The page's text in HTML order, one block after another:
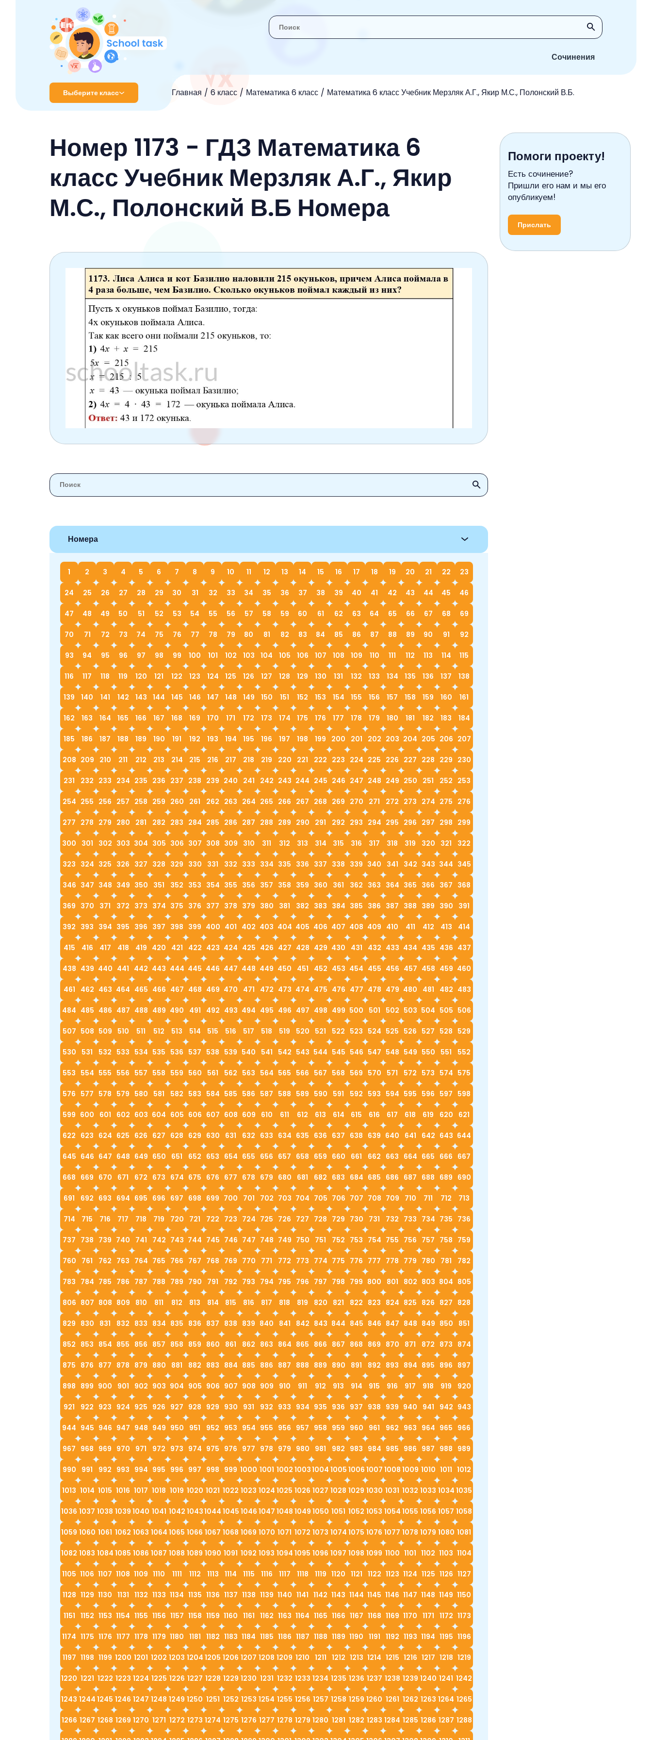
Сочинения
Выберите класс Главная 6 класс Математика 6 класс Математика 6 класс Учебник Мерзляк А.Г., Якир М.С., Полонский В.Б.
2 класс
4 класс
5 класс
Номер 1173 - ГДЗ Математика 6
класс Учебник Мерзляк А.Г., Якир
М.С., Полонский В.Б Номера
Номера
1 2 3 4 5 6 7 8 9 10 11 12 13 14 15 16 17 18 19 20 21 22 23
24 25 26 27 28 29 30 31 32 33 34 35 36 37 38 39 40 41 42 43 44 45 46
47 48 49 50 51 52 53 54 55 56 57 58 59 60 61 62 63 64 65 66 67 68 69
70 71 72 73 74 75 76 77 78 79 80 81 82 83 84 85 86 87 88 89 90 91 92
93 94 95 96 97 98 99 100 101 102 103 104 105 106 107 108 109 110 111 112 113 114 115
116 117 118 119 120 121 122 123 124 125 126 127 128 129 130 131 132 133 134 135 136 137 138
139 140 141 142 143 144 145 146 147 148 149 150 151 152 153 154 155 156 157 158 159 160 161
162 163 164 165 166 167 168 169 170 171 172 173 174 175 176 177 178 179 180 181 182 183 184
185 186 187 188 189 190 191 192 193 194 195 196 197 198 199 200 201 202 203 204 205 206 207
208 209 210 211 212 213 214 215 216 217 218 219 220 221 222 223 224 225 226 227 228 229 230
231 232 233 234 235 236 237 238 239 240 241 242 243 244 245 246 247 248 249 250 251 252 253
254 255 256 257 258 259 260 261 262 263 264 265 266 267 268 269 270 271 272 273 274 275 276
277 278 279 280 281 282 283 284 285 286 287 288 289 290 291 292 293 294 295 296 297 298 299
300 301 302 303 304 305 306 307 308 309 310 311 312 313 314 315 316 317 318 319 320 321 322
323 324 325 326 327 328 329 330 331 332 333 334 335 336 337 338 339 340 341 342 343 344 345
346 347 348 349 350 351 352 353 354 355 356 357 358 359 360 361 362 363 364 365 366 367 368
369 370 371 372 373 374 375 376 377 378 379 380 381 382 383 384 385 386 387 388 389 390 391
392 393 394 395 396 397 398 399 400 401 402 403 404 405 406 407 408 409 410 411 412 413 414
415 416 417 418 419 420 421 422 423 424 425 426 427 428 429 430 431 432 433 434 435 436 437
438 439 440 441 442 443 444 445 446 447 448 449 450 451 452 453 454 455 456 457 458 459 460
461 462 463 464 465 466 467 468 469 470 471 472 473 474 475 476 477 478 479 480 481 482 483
484 485 486 487 488 489 490 491 492 493 494 495 496 497 498 499 500 501 502 503 504 505 506
507 508 509 510 511 512 513 514 515 516 517 518 519 520 521 522 523 524 525 526 527 528 529
530 531 532 533 534 535 536 537 538 539 540 541 542 543 544 545 546 547 548 549 550 551 552
553 554 555 556 557 558 559 560 561 562 563 564 565 566 567 568 569 570 571 572 573 574 575
576 577 578 579 580 581 582 583 584 585 586 587 588 589 590 591 592 593 594 595 596 597 598
599 600 601 602 603 604 605 606 607 608 609 610 611 612 613 614 615 616 617 618 619 620 621
622 623 624 625 626 627 628 629 630 631 632 633 634 635 636 637 638 639 640 641 642 643 644
645 646 647 648 649 650 651 652 653 654 655 656 657 658 659 660 661 662 663 664 665 666 667
668 669 670 671 672 673 674 675 676 677 678 679 680 681 682 683 684 685 686 687 688 689 690
691 692 693 694 695 696 697 698 699 700 701 702 703 704 705 706 707 708 709 710 711 712 713
714 715 716 717 718 719 720 721 722 723 724 725 726 727 728 729 730 731 732 733 734 735 736
737 738 739 740 741 742 743 744 745 746 747 748 749 750 751 752 753 754 755 756 757 758 759
760 761 762 763 764 765 766 767 768 769 770 771 772 773 774 775 776 777 778 779 780 781 782
783 784 785 786 787 788 789 790 791 792 793 794 795 796 797 798 799 800 801 802 803 804 805
806 807 808 809 810 811 812 813 814 815 816 817 818 819 820 821 822 823 824 825 826 827 828
829 830 831 832 833 834 835 836 837 838 839 840 841 842 843 844 845 846 847 848 849 850 851
852 853 854 855 856 857 858 859 860 861 862 863 864 865 866 867 868 869 870 871 872 873 874
875 876 877 878 879 880 881 882 883 884 885 886 887 888 889 890 891 892 893 894 895 896 897
898 899 900 901 902 903 904 905 906 907 908 909 910 911 912 913 914 915 916 917 918 919 920
921 922 923 924 925 926 927 928 929 930 931 932 933 934 935 936 937 938 939 940 941 942 943
944 945 946 947 948 949 950 951 952 953 954 955 956 957 958 959 960 961 962 963 964 965 966
967 968 969 970 971 972 973 974 975 976 977 978 979 980 981 982 983 984 985 986 987 988 989
990 991 992 993 994 995 996 997 998 999 1000 1001 1002 10031004 1005 1006 1007 1008 1009 1010 1011 1012
1013 1014 1015 1016 1017 1018 1019 1020 1021 1022 1023 1024 1025 1026 1027 1028 1029 1030 1031 1032 1033 1034 1035
1036 1037 1038 1039 1040 1041 1042 10431044 1045 1046 1047 1048 1049 1050 1051 1052 1053 1054 1055 1056 1057 1058
1059 1060 1061 1062 1063 1064 1065 1066 1067 1068 1069 1070 1071 1072 1073 1074 1075 1076 1077 1078 1079 1080 1081
1082 1083 1084 1085 1086 1087 1088 1089 1090 1091 1092 1093 1094 1095 1096 1097 1098 1099 1100 1101 1102 1103 1104
1105 1106 1107 1108 1109 1110 1111 1112 1113 1114 1115 1116 1117 1118 1119 1120 1121 1122 1123 1124 1125 1126 1127
1128 1129 1130 1131 1132 1133 1134 1135 1136 1137 1138 1139 1140 1141 1142 1143 1144 1145 1146 1147 1148 1149 1150
1151 1152 1153 1154 1155 1156 1157 1158 1159 1160 1161 1162 1163 1164 1165 1166 1167 1168 1169 1170 1171 1172 1173
1174 1175 1176 1177 1178 1179 1180 1181 1182 1183 1184 1185 1186 1187 1188 1189 1190 1191 1192 1193 1194 1195 1196
1197 1198 1199 1200 1201 1202 1203 1204 1205 1206 1207 1208 1209 1210 1211 1212 1213 1214 1215 1216 1217 1218 1219
1220 1221 1222 1223 1224 1225 1226 1227 1228 1229 1230 1231 1232 1233 1234 1235 1236 1237 1238 1239 1240 1241 1242
1243 1244 1245 1246 1247 1248 1249 1250 1251 1252 1253 1254 1255 1256 1257 1258 1259 1260 1261 1262 1263 1264 1265
1266 1267 1268 1269 1270 1271 1272 1273 1274 1275 1276 1277 1278 1279 1280 1281 1282 1283 1284 1285 1286 1287 1288
Помоги проекту!
Есть сочинение?
Пришли его нам и мы его
опубликуем!
Прислать